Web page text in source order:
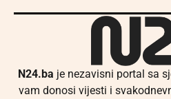
N24.ba je nezavisni portal sa
vam donosi vijesti i